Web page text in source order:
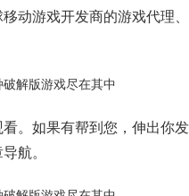
动游戏开发商的游戏代理、
。如果有帮到您，伸出你发
航。